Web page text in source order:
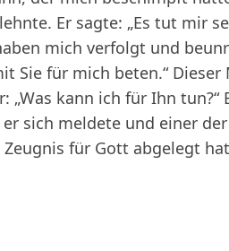
Er sagte: „Es tut mir
mich verfolgt und
Sie für mich beten.“ Dieser
kann ich für Ihn tun?“
sich meldete und einer
für Gott abgelegt